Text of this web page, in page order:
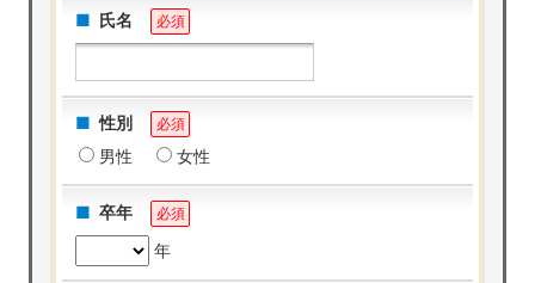
氏名 必須
性別 必須
男性 女性
卒年 必須
年